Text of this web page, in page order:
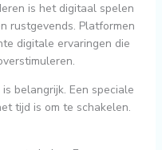
is het digitaal spelen
rustgevends. Platformen
digitale ervaringen die
belangrijk. Een speciale
tijd is om te schakelen.